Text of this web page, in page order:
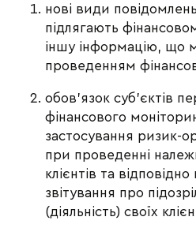
нові види
підлягають
іншу інформацію, що
проведенням
обов’язок суб’єктів
фінансового
застосування ризик-
при проведенні
клієнтів та
звітування про
(діяльність) своїх